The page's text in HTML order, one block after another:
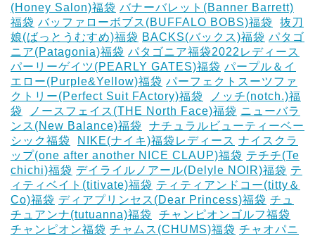
(Honey Salon)福袋 バナーバレット(Banner Barrett)
福袋 バッファローボブス(BUFFALO BOBS)福袋
抜刀
娘(ばっとうむすめ)福袋 BACKS(バックス)福袋 パタゴ
ニア(Patagonia)福袋 パタゴニア福袋2022レディース
パーリーゲイツ(PEARLY GATES)福袋 パープル＆イ
エロー(Purple&Yellow)福袋 パーフェクトスーツファ
クトリー(Perfect Suit FActory)福袋
ノッチ(notch.)福
袋
ノースフェイス(THE North Face)福袋 ニューバラ
ンス(New Balance)福袋
ナチュラルビューティーベー
シック福袋
NIKE(ナイキ)福袋レディース ナイスクラ
ップ(one after another NICE CLAUP)福袋 テチチ(Te
chichi)福袋 デイライルノアール(Delyle NOIR)福袋 テ
ィティベイト(titivate)福袋 ティティアンドコー(titty＆
Co)福袋 ディアプリンセス(Dear Princess)福袋 チュ
チュアンナ(tutuanna)福袋
チャンピオンゴルフ福袋
チャンピオン福袋 チャムス(CHUMS)福袋 チャオパニ